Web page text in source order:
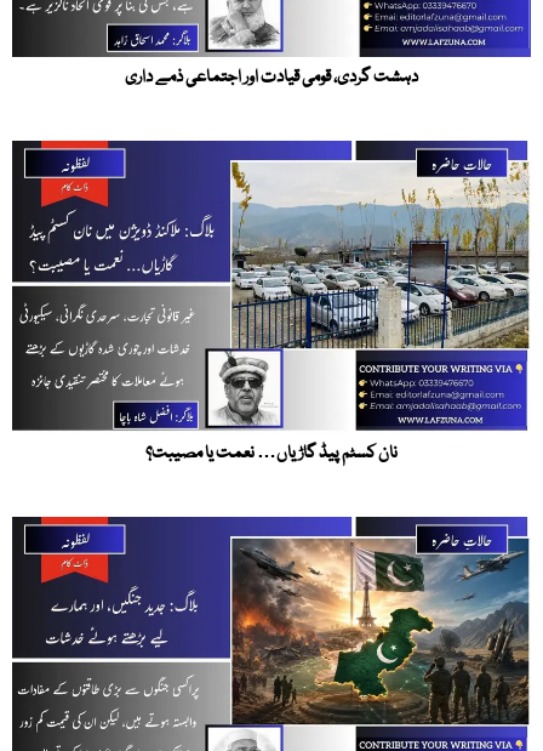
دہشت گردی، قومی قیادت اور اجتماعی ذمے داری
نان کسٹم پیڈ گاڑیاں… نعمت یا مصیبت؟